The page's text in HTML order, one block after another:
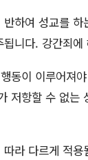
하여 성교를
니다. 강간죄
동이 이루어져
저항할 수 없는
라 다르게 적